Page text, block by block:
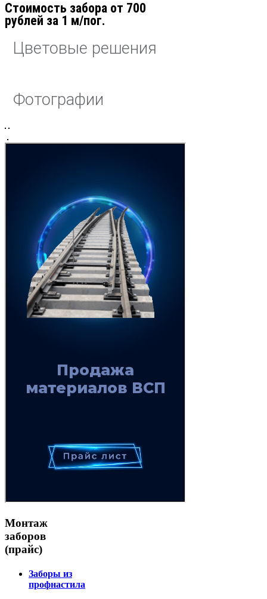
Стоимость забора от 700
рублей за 1 м/пог.
Цветовые решения
Фотографии
Монтаж
заборов
(прайс)
Заборы из
профнастила